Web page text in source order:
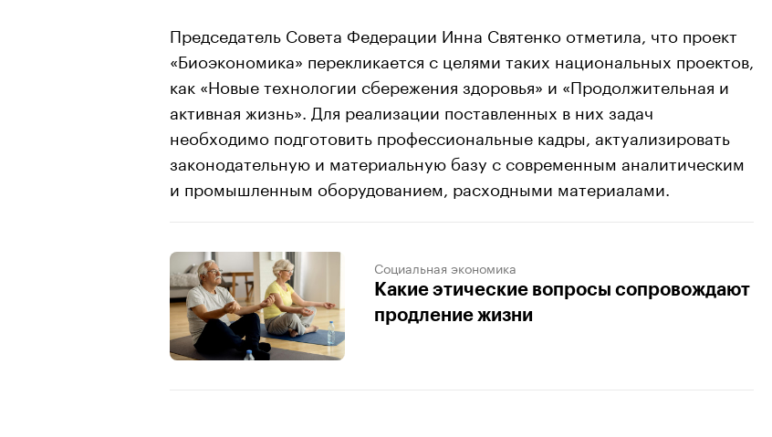
Председатель Совета Федерации Инна Святенко отметила, что проект
«Биоэкономика» перекликается с целями таких национальных проектов,
как «Новые технологии сбережения здоровья» и «Продолжительная и
активная жизнь». Для реализации поставленных в них задач
необходимо подготовить профессиональные кадры, актуализировать
законодательную и материальную базу с современным аналитическим
и промышленным оборудованием, расходными материалами.
Социальная экономика
Какие этические вопросы сопровождают
продление жизни